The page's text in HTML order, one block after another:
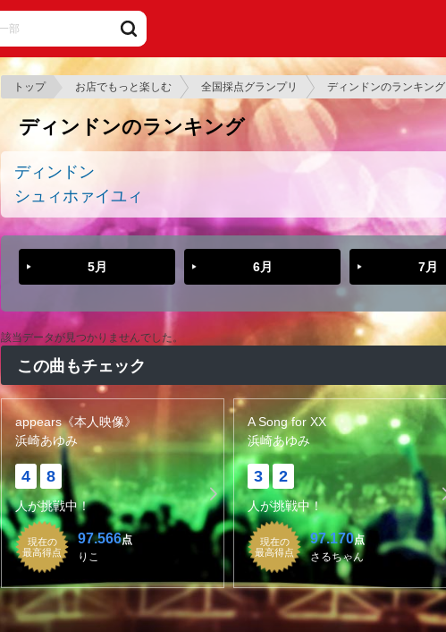
トップ お店でもっと楽しむ 全国採点グランプリ ディンドンのランキング
ディンドンのランキング
ディンドン
シュィホァイユィ
5月 6月 7月
該当データが見つかりませんでした。
この曲もチェック
appears《本人映像》
浜崎あゆみ
4 8
人が挑戦中！
現在の
最高得点
97.566点
りこ
A Song for XX
浜崎あゆみ
3 2
人が挑戦中！
現在の
最高得点
97.170点
さるちゃん